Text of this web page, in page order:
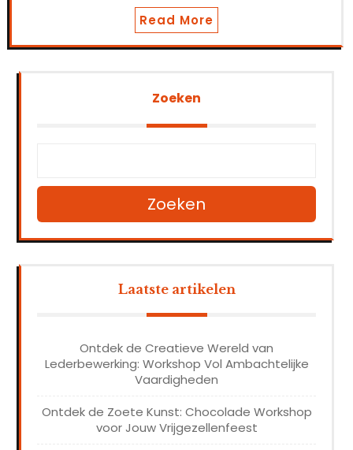
Read More
Zoeken
Zoeken
Laatste artikelen
Ontdek de Creatieve Wereld van
Lederbewerking: Workshop Vol Ambachtelijke
Vaardigheden
Ontdek de Zoete Kunst: Chocolade Workshop
voor Jouw Vrijgezellenfeest